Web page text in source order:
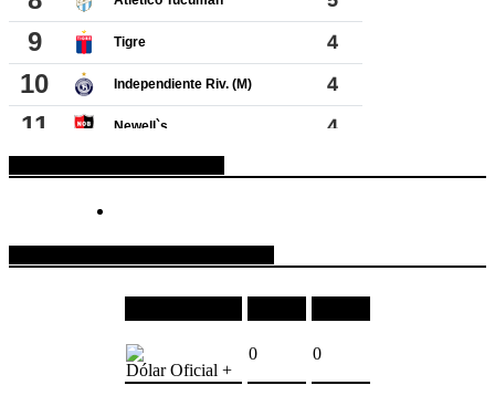
Dólar Oficial +
0 0